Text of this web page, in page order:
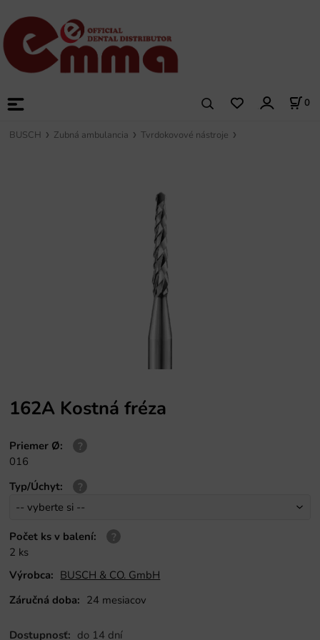
0
BUSCH Zubná ambulancia Tvrdokovové nástroje
162A Kostná fréza
Priemer Ø:
016
Typ/Úchyt:
Počet ks v balení:
2 ks
Výrobca: BUSCH & CO. GmbH
Záručná doba: 24 mesiacov
Dostupnosť: do 14 dní